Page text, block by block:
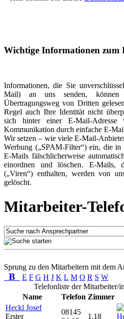
Wichtige Informationen zum
Informationen, die Sie
Mail) an uns senden, können
Übertragungsweg von Dritten
Regel auch Ihre Identität nicht
sich hinter einer E-Mail-Adresse
Kommunikation durch einfache E-
Wir setzen – wie viele E-Mail-
Werbung („SPAM-Filter“) ein, die in
E-Mails fälschlicherweise
einordnen und löschen. E-Mails,
(„Viren“) enthalten, werden von
gelöscht.
Mitarbeiter-
Sprung zu den Mitarbeitern mit dem
B E F G H J K L M O R S W
Telefonliste der Mitarbeiter/
Name
Telefon Zimmer
Heckl Josef
Erster
08145
1.18